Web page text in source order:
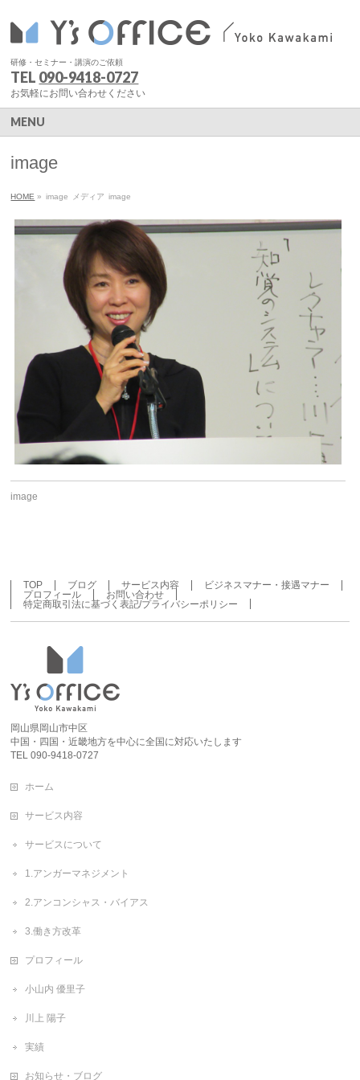
研修・セミナー・講演のご依頼
TEL 090-9418-0727
お気軽にお問い合わせください
MENU
image
HOME » image メディア image
image
TOP ブログ サービス内容
ビジネスマナー・接遇マナー
プロフィール
お問い合わせ
特定商取引法に基づく表記/プライバシーポリシー
岡山県岡山市中区
中国・四国・近畿地方を中心に全国に対応いたします
TEL 090-9418-0727
ホーム
サービス内容
サービスについて
1.アンガーマネジメント
2.アンコンシャス・バイアス
3.働き方改革
プロフィール
小山内 優里子
川上 陽子
実績
お知らせ・ブログ